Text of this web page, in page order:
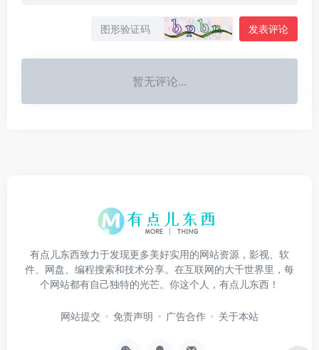
发表评论
暂无评论...
有点儿东西致力于发现更多美好实用的网站资源，影视、软
件、网盘、编程搜索和技术分享。在互联网的大千世界里，每
个网站都有自己独特的光芒。你这个人，有点儿东西！
网站提交 免责声明 广告合作 关于本站